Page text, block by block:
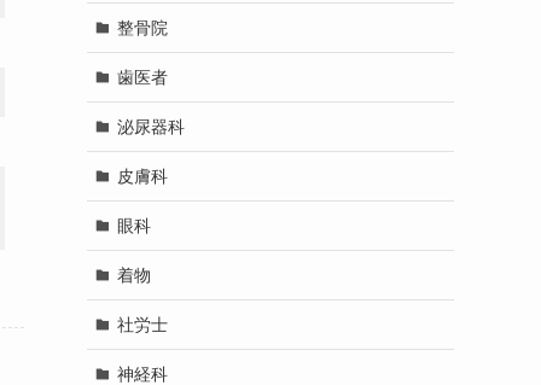
整骨院
歯医者
泌尿器科
皮膚科
眼科
着物
社労士
神経科